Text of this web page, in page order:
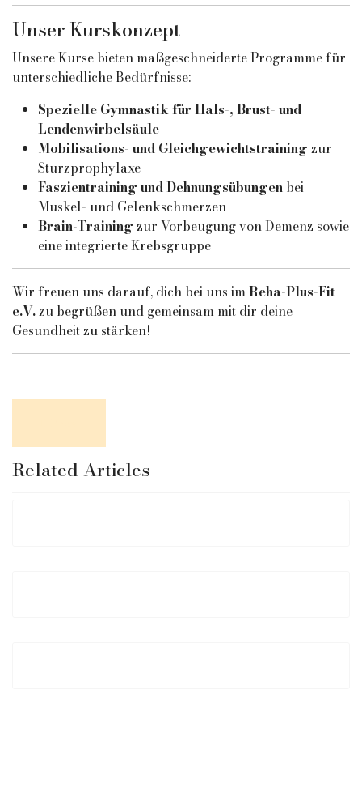
Unser Kurskonzept
Unsere Kurse bieten maßgeschneiderte Programme für
unterschiedliche Bedürfnisse:
Spezielle Gymnastik für Hals-, Brust- und
Lendenwirbelsäule
Mobilisations- und Gleichgewichtstraining zur
Sturzprophylaxe
Faszientraining und Dehnungsübungen bei
Muskel- und Gelenkschmerzen
Brain-Training zur Vorbeugung von Demenz sowie
eine integrierte Krebsgruppe
Wir freuen uns darauf, dich bei uns imReha-Plus-Fit
e.V.zu begrüßen und gemeinsam mit dir deine
Gesundheit zu stärken!
Related Articles